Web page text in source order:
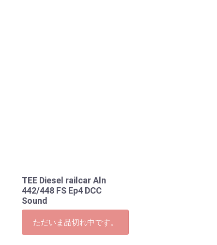
TEE Diesel railcar Aln
442/448 FS Ep4 DCC
Sound
ただいま品切れ中です。